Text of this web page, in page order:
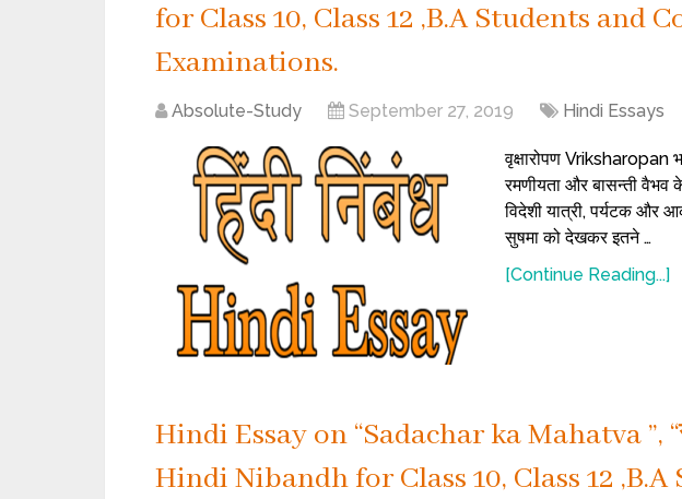
for Class 10, Class 12 ,B.A Students and
Examinations.
Absolute-Study September 27, 2019 Hindi Essays
वृक्षारोपण Vriksharopan
रमणीयता और बासन्ती वैभव
विदेशी यात्री, पर्यटक और
सुषमा को देखकर इतने …
[Continue Reading...]
Hindi Essay on “Sadachar ka Mahatva ”,
Hindi Nibandh for Class 10, Class 12